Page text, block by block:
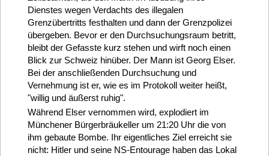
Dienstes wegen Verdachts des illegalen
Grenzübertritts festhalten und dann der Grenzpolizei
übergeben. Bevor er den Durchsuchungsraum betritt,
bleibt der Gefasste kurz stehen und wirft noch einen
Blick zur Schweiz hinüber. Der Mann ist Georg Elser.
Bei der anschließenden Durchsuchung und
Vernehmung ist er, wie es im Protokoll weiter heißt,
"willig und äußerst ruhig".
Während Elser vernommen wird, explodiert im
Münchener Bürgerbräukeller um 21:20 Uhr die von
ihm gebaute Bombe. Ihr eigentliches Ziel erreicht sie
nicht: Hitler und seine NS-Entourage haben das Lokal